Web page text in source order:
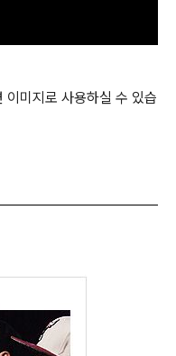
이미지로 사용하실 수 있습